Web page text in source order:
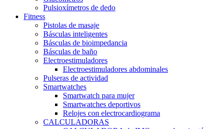
Pulsioxímetros de dedo
Fitness
Pistolas de masaje
Básculas inteligentes
Básculas de bioimpedancia
Básculas de baño
Electroestimuladores
Electroestimuladores abdominales
Pulseras de actividad
Smartwatches
Smartwatch para mujer
Smartwatches deportivos
Relojes con electrocardiograma
CALCULADORAS